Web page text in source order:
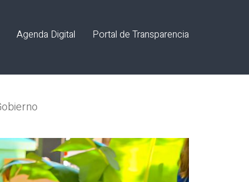
Agenda Digital Portal de Transparencia